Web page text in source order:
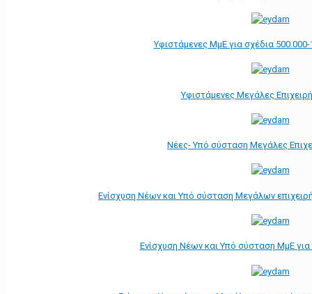
Υφιστάμενες ΜμΕ για σχέδια
Υφιστάμενες Μεγάλες
Νέες- Υπό σύσταση Μεγάλες
Ενίσχυση Νέων και Υπό σύσταση Μεγάλων
Ενίσχυση Νέων και Υπό σύσταση ΜμΕ